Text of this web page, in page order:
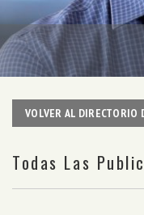
VOLVER AL DIRECTORIO
Todas Las